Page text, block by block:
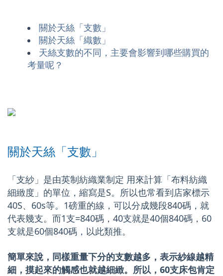
關於天絲「支數」
關於天絲「織數」
天絲支數的不同，主要會影響到哪些購買的
考量呢？
關於天絲「支數」
「支紗」是由英制紡織業制定 用來計算「布料紡織
細緻度」的單位，縮寫是S。所以也常看到店家標示
40S、60s等。1磅重的線，可以分成幾段840碼，就
代表幾支。而1支=840碼，40支就是40個840碼，60
支就是60個840碼，以此類推。
簡單來說，同樣重量下分的支數越多，表示紗線越精
細，摸起來的觸感也就越細緻。所以，60支床包肯定